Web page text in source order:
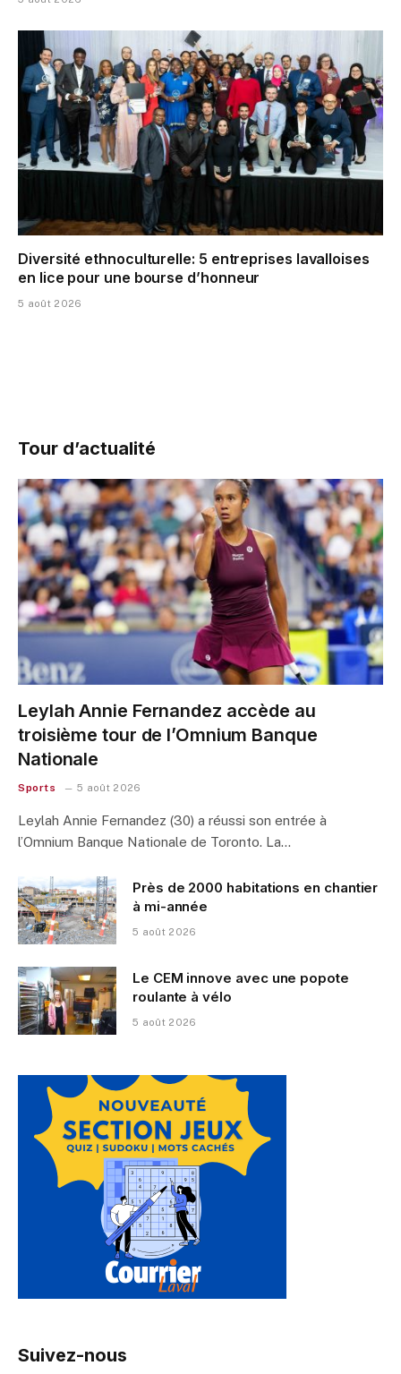
Diversité ethnoculturelle: 5 entreprises lavalloises
en lice pour une bourse d’honneur
5 août 2026
Tour d’actualité
Leylah Annie Fernandez accède au
troisième tour de l’Omnium Banque
Nationale
Sports 5 août 2026
Leylah Annie Fernandez (30) a réussi son entrée à
l’Omnium Banque Nationale de Toronto. La…
Près de 2000 habitations en chantier
à mi-année
5 août 2026
Le CEM innove avec une popote
roulante à vélo
5 août 2026
Suivez-nous